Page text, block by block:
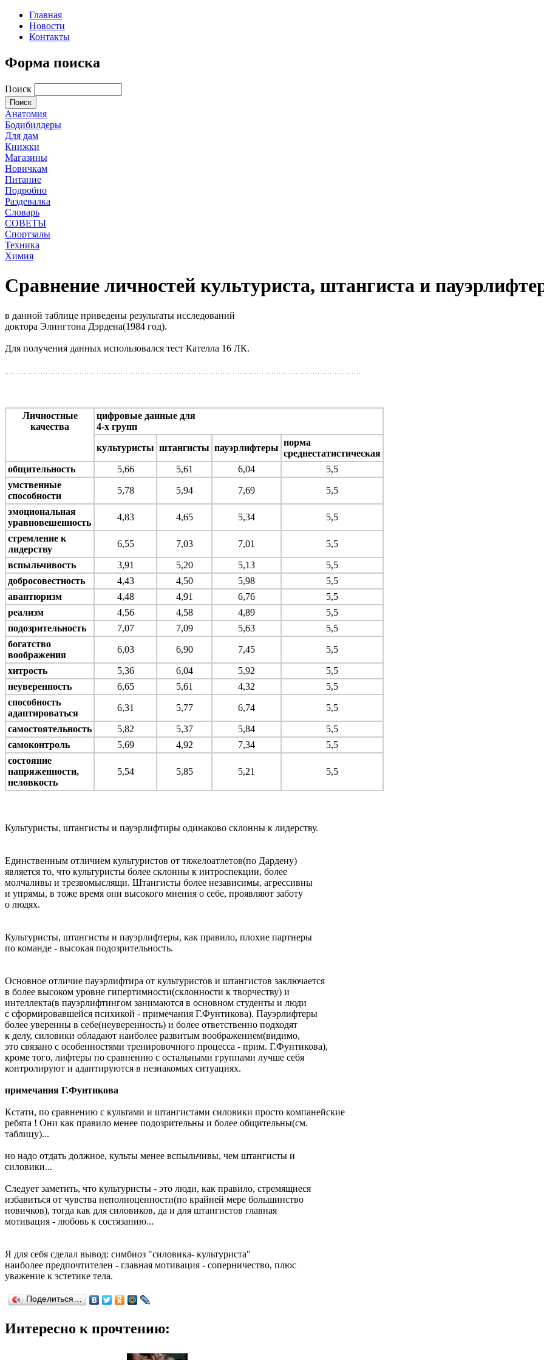
Главная
Новости
Контакты
Форма поиска
Поиск
Анатомия
Бодибилдеры
Для дам
Книжки
Магазины
Новичкам
Питание
Подробно
Раздевалка
Словарь
СОВЕТЫ
Спортзалы
Техника
Химия
Сравнение личностей культуриста, штангиста и
в данной таблице приведены результаты исследований
доктора Элингтона Дэрдена(1984 год).
Для получения данных использовался тест Кателла 16 ЛК.
Личностные
качества
цифровые данные для
4-х групп
культуристы штангисты пауэрлифтеры
норма
среднестатистическая
общительность
5,66 5,61 6,04
5,5
умственные
способности
5,78 5,94 7,69 5,5
эмоциональная
уравновешенность
4,83 4,65 5,34 5,5
стремление к
лидерству
6,55 7,03 7,01 5,5
вспыльчивость 3,91 5,20 5,13
5,5
добросовестность
4,43 4,50 5,98
5,5
авантюризм
4,48 4,91 6,76
5,5
реализм
4,56 4,58 4,89
5,5
подозрительность
7,07 7,09 5,63
5,5
богатство
воображения
6,03 6,90 7,45 5,5
хитрость 5,36 6,04 5,92
5,5
неуверенность
6,65 5,61 4,32
5,5
способность
адаптироваться
6,31 5,77 6,74 5,5
самостоятельность 5,82 5,37 5,84
5,5
самоконтроль
5,69 4,92 7,34
5,5
состояние
напряженности,
неловкость
5,54 5,85 5,21 5,5
Культуристы, штангисты и пауэрлифтиры одинаково склонны к лидерству.
Единственным отличием культуристов от тяжелоатлетов(по Дардену)
является то, что культуристы более склонны к интроспекции, более
молчаливы и трезвомыслящи. Штангисты более независимы, агрессивны
и упрямы, в тоже время они высокого мнения о себе, проявляют заботу
о людях.
Культуристы, штангисты и пауэрлифтеры, как правило, плохие партнеры
по команде - высокая подозрительность.
Основное отличие пауэрлифтира от культуристов и штангистов заключается
в более высоком уровне гипертимности(склонности к творчеству) и
интеллекта(в пауэрлифтингом занимаются в основном студенты и люди
с сформировавшейся психикой - примечания Г.Фунтикова). Пауэрлифтеры
более уверенны в себе(неуверенность) и более ответственно подходят
к делу, силовики обладают наиболее развитым воображением(видимо,
это связано с особенностями тренировочного процесса - прим. Г.Фунтикова),
кроме того, лифтеры по сравнению с остальными группами лучше себя
контролируют и адаптируются в незнакомых ситуациях.
примечания Г.Фунтикова
Кстати, по сравнению с культами и штангистами силовики просто компанейские
ребята ! Они как правило менее подозрительны и более общительны(см.
таблицу)...
но надо отдать должное, культы менее вспыльчивы, чем штангисты и
силовики...
Следует заметить, что культуристы - это люди, как правило, стремящиеся
избавиться от чувства неполноценности(по крайней мере большинство
новичков), тогда как для силовиков, да и для штангистов главная
мотивация - любовь к состязанию...
Я для себя сделал вывод: симбиоз "силовика- культуриста"
наиболее предпочтителен - главная мотивация - соперничество, плюс
уважение к эстетике тела.
Поделиться…
Интересно к прочтению: